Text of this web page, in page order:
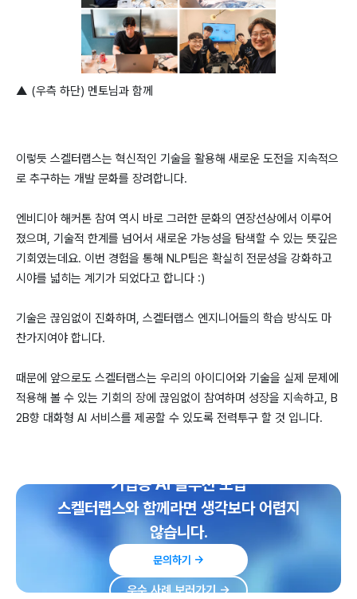
▲ (우측 하단) 멘토님과 함께
이렇듯 스켈터랩스는 혁신적인 기술을 활용해 새로운 도전을 지속적으
로 추구하는 개발 문화를 장려합니다.
엔비디아 해커톤 참여 역시 바로 그러한 문화의 연장선상에서 이루어
졌으며, 기술적 한계를 넘어서 새로운 가능성을 탐색할 수 있는 뜻깊은
기회였는데요. 이번 경험을 통해 NLP팀은 확실히 전문성을 강화하고
시야를 넓히는 계기가 되었다고 합니다 :)
기술은 끊임없이 진화하며, 스켈터랩스 엔지니어들의 학습 방식도 마
찬가지여야 합니다.
때문에 앞으로도 스켈터랩스는 우리의 아이디어와 기술을 실제 문제에
적용해 볼 수 있는 기회의 장에 끊임없이 참여하며 성장을 지속하고, B
2B향 대화형 AI 서비스를 제공할 수 있도록 전력투구 할 것 입니다.
기업용 AI 솔루션 도입
스켈터랩스와 함께라면 생각보다 어렵지
않습니다.
문의하기 →
우수 사례 보러가기 →